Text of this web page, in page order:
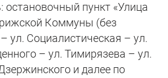
остановочный пункт «Улица
Коммуны (без
ул. Социалистическая – ул.
– ул. Тимирязева – ул.
и далее по